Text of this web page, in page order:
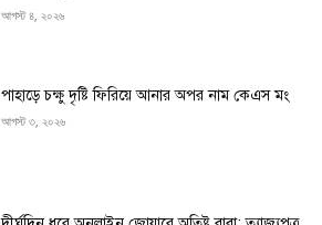
আগস্ট ৪, ২০২৬
পাহাড়ে চক্ষু দৃষ্টি ফিরিয়ে আনার অপর নাম কেএস মং
আগস্ট ৩, ২০২৬